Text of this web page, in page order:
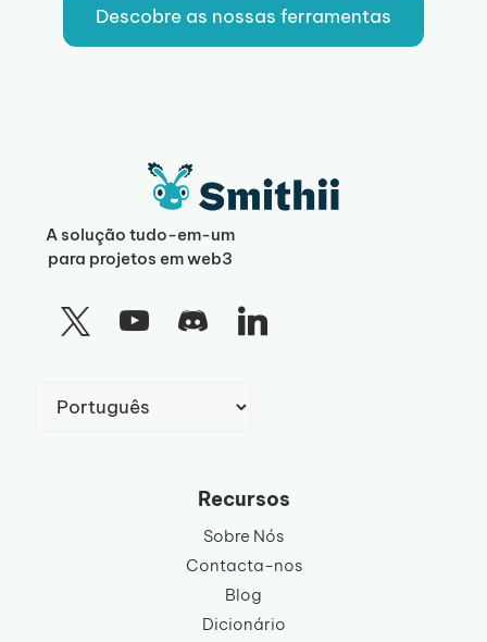
Descobre as nossas ferramentas
A solução tudo-em-um
para projetos em web3
um
Recursos
Sobre Nós
Contacta-nos
Blog
Dicionário